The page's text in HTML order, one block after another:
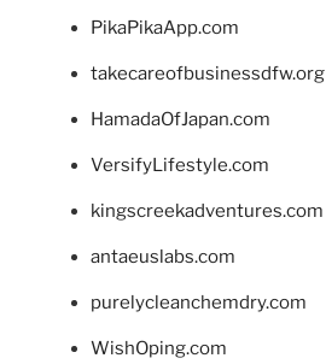
PikaPikaApp.com
takecareofbusinessdfw.org
HamadaOfJapan.com
VersifyLifestyle.com
kingscreekadventures.com
antaeuslabs.com
purelycleanchemdry.com
WishOping.com